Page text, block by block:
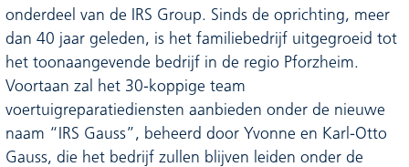
onderdeel van de IRS Group. Sinds de oprichting, meer
dan 40 jaar geleden, is het familiebedrijf uitgegroeid tot
het toonaangevende bedrijf in de regio Pforzheim.
Voortaan zal het 30-koppige team
voertuigreparatiediensten aanbieden onder de nieuwe
naam “IRS Gauss”, beheerd door Yvonne en Karl-Otto
Gauss, die het bedrijf zullen blijven leiden onder de